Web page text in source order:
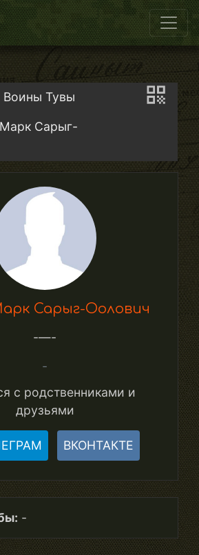
Воины Тувы
Сарыг-
Сарыг-Оолович
-—-
-
с родственниками и
друзьями
ВКОНТАКТЕ
-